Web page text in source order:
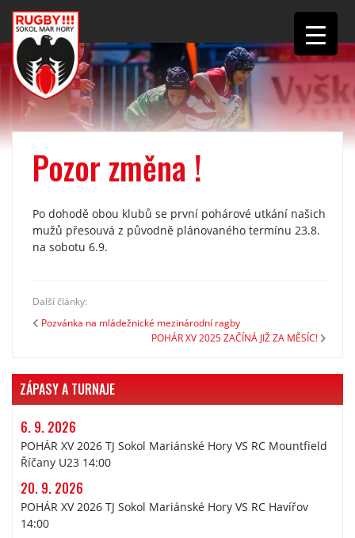
Pozor změna !
Po dohodě obou klubů se první pohárové utkání našich
mužů přesouvá z původně plánovaného termínu 23.8.
na sobotu 6.9.
Další články:
Pozvánka na mládežnické mezinárodní ragby
POHÁR XV 2025 ZAČÍNÁ JIŽ ZA MĚSÍC!
ZÁPASY A TURNAJE
6. 9. 2026
POHÁR XV 2026 TJ Sokol Mariánské Hory VS RC Mountfield
Říčany U23 14:00
20. 9. 2026
POHÁR XV 2026 TJ Sokol Mariánské Hory VS RC Havířov
14:00